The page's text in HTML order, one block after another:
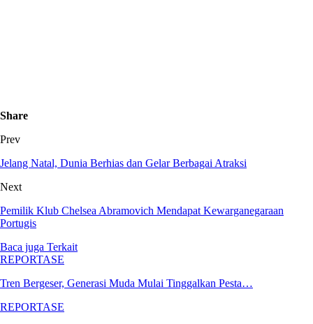
Share
Prev
Jelang Natal, Dunia Berhias dan Gelar Berbagai Atraksi
Next
Pemilik Klub Chelsea Abramovich Mendapat Kewarganegaraan
Portugis
Baca juga Terkait
REPORTASE
Tren Bergeser, Generasi Muda Mulai Tinggalkan Pesta…
REPORTASE